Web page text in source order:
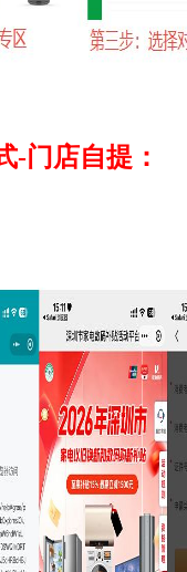
-门店自提：